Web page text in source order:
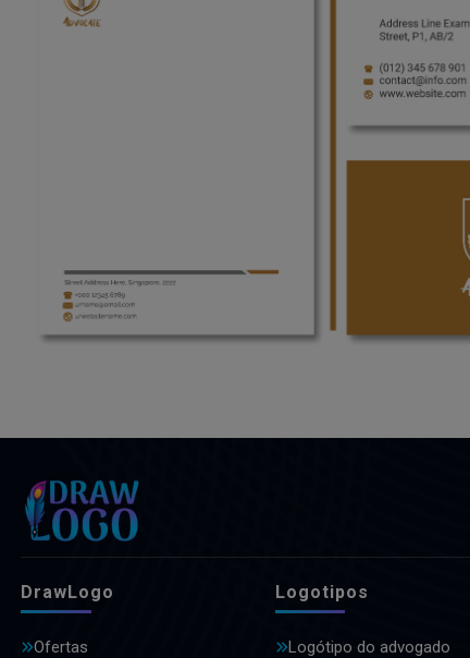
DrawLogo
Ofertas
Logotipos
Logótipo do advogado